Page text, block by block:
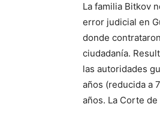
La familia Bitkov
error judicial en
donde
ciudadanía.
las autoridades
años (reducida a
años. La Corte